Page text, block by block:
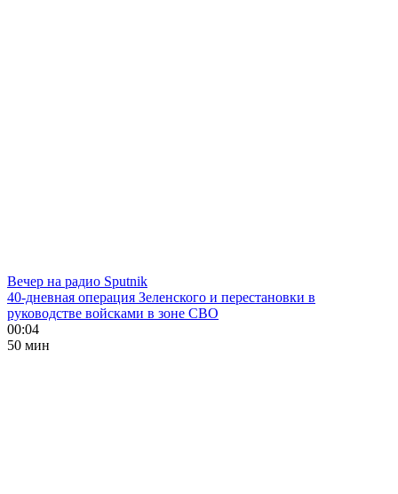
Вечер на радио Sputnik
40-дневная операция Зеленского и перестановки в
руководстве войсками в зоне СВО
00:04
50 мин